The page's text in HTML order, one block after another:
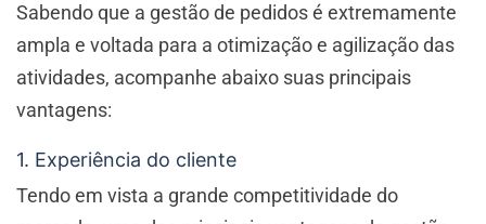
Sabendo que a gestão de pedidos é extremamente
ampla e voltada para a otimização e agilização das
atividades, acompanhe abaixo suas principais
vantagens:
1. Experiência do cliente
Tendo em vista a grande competitividade do